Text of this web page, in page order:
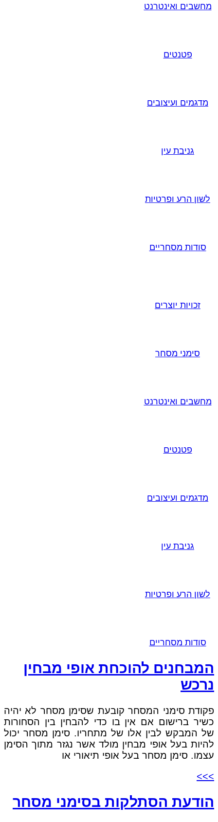
מחשבים ואינטרנט
פטנטים
מדגמים ועיצובים
גניבת עין
לשון הרע ופרטיות
סודות מסחריים
זכויות יוצרים
סימני מסחר
מחשבים ואינטרנט
פטנטים
מדגמים ועיצובים
גניבת עין
לשון הרע ופרטיות
סודות מסחריים
המבחנים להוכחת אופי מבחין
נרכש
פקודת סימני המסחר קובעת שסימן מסחר לא יהיה
כשיר ברישום אם אין בו כדי להבחין בין הסחורות
של המבקש לבין אלו של מתחריו. סימן מסחר יכול
להיות בעל אופי מבחין מולד אשר נגזר מתוך הסימן
עצמו. סימן מסחר בעל אופי תיאורי או
>>>
הודעת הסתלקות בסימני מסחר